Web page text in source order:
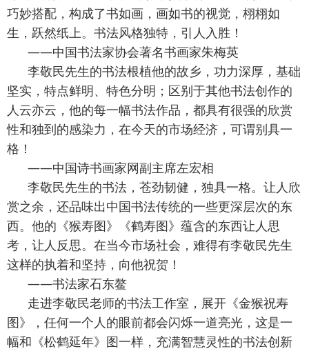
巧妙搭配，构成了书如画，画如书的视觉，栩栩如
生，跃然纸上。书法风格独特，引人入胜！
——中国书法家协会著名书画家朱梅英
李敬民先生的书法根植他的故乡，功力深厚，基础
坚实，特点鲜明、特色分明；区别于其他书法创作的
人云亦云，他的每一幅书法作品，都具有很强的欣赏
性和独到的感染力，在今天的市场经济，可谓别具一
格！
——中国诗书画家网副主席左宏相
李敬民先生的书法，苍劲韧健，独具一格。让人欣
赏之余，还品味出中国书法传统的一些更深层次的东
西。他的《猴寿图》《鹤寿图》蕴含的东西让人思
考，让人反思。在当今市场社会，难得有李敬民先生
这样的执着和坚持，向他祝贺！
——书法家石东鳌
走进李敬民老师的书法工作室，展开《金猴祝寿
图》，任何一个人的眼前都会闪烁一道亮光，这是一
幅和《松鹤延年》图一样，充满智慧灵性的书法创新